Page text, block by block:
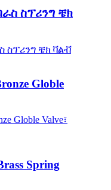
ስፕሪንግ ቼክ
Globle
Spring